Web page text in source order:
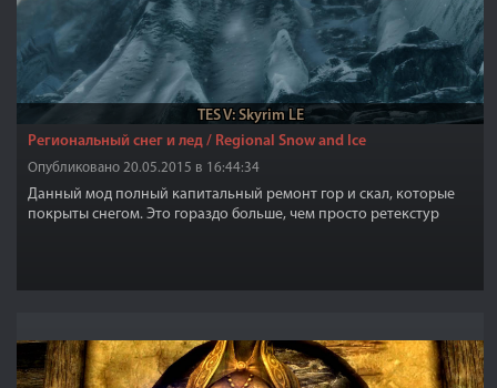
TES V: Skyrim LE
Региональный снег и лед / Regional Snow and Ice
Опубликовано 20.05.2015 в 16:44:34
Данный мод полный капитальный ремонт гор и скал, которые
покрыты снегом. Это гораздо больше, чем просто ретекстур